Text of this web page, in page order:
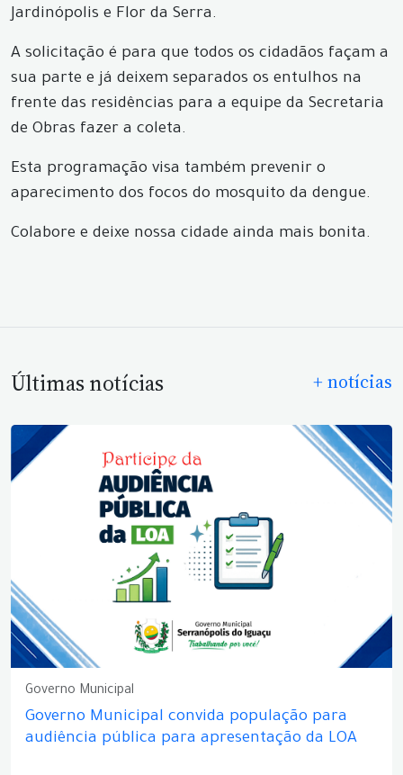
Jardinópolis e Flor da Serra.
A solicitação é para que todos os cidadãos façam a
sua parte e já deixem separados os entulhos na
frente das residências para a equipe da Secretaria
de Obras fazer a coleta.
Esta programação visa também prevenir o
aparecimento dos focos do mosquito da dengue.
Colabore e deixe nossa cidade ainda mais bonita.
Últimas notícias + notícias
Governo Municipal
Governo Municipal convida população para
audiência pública para apresentação da LOA